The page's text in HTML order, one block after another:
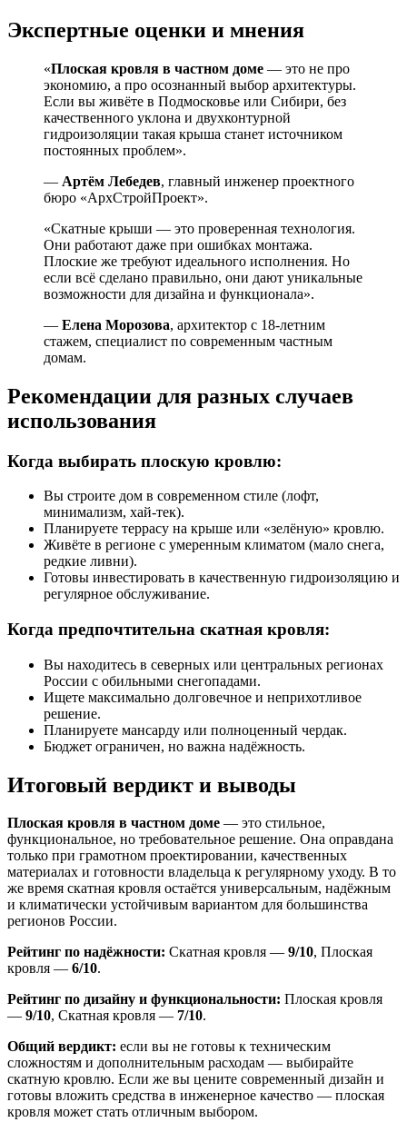
Экспертные оценки и мнения
«Плоская кровля в частном доме — это не про
экономию, а про осознанный выбор архитектуры.
Если вы живёте в Подмосковье или Сибири, без
качественного уклона и двухконтурной
гидроизоляции такая крыша станет источником
постоянных проблем».
— Артём Лебедев, главный инженер проектного
бюро «АрхСтройПроект».
«Скатные крыши — это проверенная технология.
Они работают даже при ошибках монтажа.
Плоские же требуют идеального исполнения. Но
если всё сделано правильно, они дают уникальные
возможности для дизайна и функционала».
— Елена Морозова, архитектор с 18-летним
стажем, специалист по современным частным
домам.
Рекомендации для разных случаев
использования
Когда выбирать плоскую кровлю:
Вы строите дом в современном стиле (лофт,
минимализм, хай-тек).
Планируете террасу на крыше или «зелёную» кровлю.
Живёте в регионе с умеренным климатом (мало снега,
редкие ливни).
Готовы инвестировать в качественную гидроизоляцию и
регулярное обслуживание.
Когда предпочтительна скатная кровля:
Вы находитесь в северных или центральных регионах
России с обильными снегопадами.
Ищете максимально долговечное и неприхотливое
решение.
Планируете мансарду или полноценный чердак.
Бюджет ограничен, но важна надёжность.
Итоговый вердикт и выводы
Плоская кровля в частном доме — это стильное,
функциональное, но требовательное решение. Она оправдана
только при грамотном проектировании, качественных
материалах и готовности владельца к регулярному уходу. В то
же время скатная кровля остаётся универсальным, надёжным
и климатически устойчивым вариантом для большинства
регионов России.
Рейтинг по надёжности: Скатная кровля — 9/10, Плоская
кровля — 6/10.
Рейтинг по дизайну и функциональности: Плоская кровля
— 9/10, Скатная кровля — 7/10.
Общий вердикт: если вы не готовы к техническим
сложностям и дополнительным расходам — выбирайте
скатную кровлю. Если же вы цените современный дизайн и
готовы вложить средства в инженерное качество — плоская
кровля может стать отличным выбором.